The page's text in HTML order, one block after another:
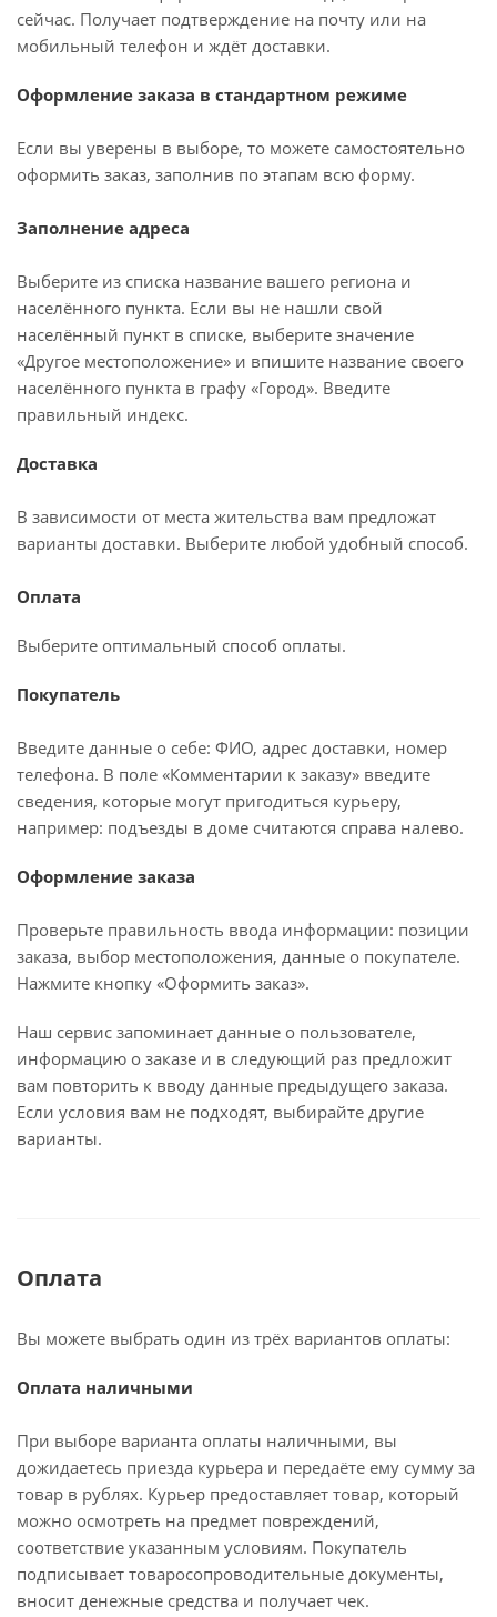
сейчас. Получает подтверждение на почту или на
мобильный телефон и ждёт доставки.
Оформление заказа в стандартном режиме
Если вы уверены в выборе, то можете самостоятельно
оформить заказ, заполнив по этапам всю форму.
Заполнение адреса
Выберите из списка название вашего региона и
населённого пункта. Если вы не нашли свой
населённый пункт в списке, выберите значение
«Другое местоположение» и впишите название своего
населённого пункта в графу «Город». Введите
правильный индекс.
Доставка
В зависимости от места жительства вам предложат
варианты доставки. Выберите любой удобный способ.
Оплата
Выберите оптимальный способ оплаты.
Покупатель
Введите данные о себе: ФИО, адрес доставки, номер
телефона. В поле «Комментарии к заказу» введите
сведения, которые могут пригодиться курьеру,
например: подъезды в доме считаются справа налево.
Оформление заказа
Проверьте правильность ввода информации: позиции
заказа, выбор местоположения, данные о покупателе.
Нажмите кнопку «Оформить заказ».
Наш сервис запоминает данные о пользователе,
информацию о заказе и в следующий раз предложит
вам повторить к вводу данные предыдущего заказа.
Если условия вам не подходят, выбирайте другие
варианты.
Оплата
Вы можете выбрать один из трёх вариантов оплаты:
Оплата наличными
При выборе варианта оплаты наличными, вы
дожидаетесь приезда курьера и передаёте ему сумму за
товар в рублях. Курьер предоставляет товар, который
можно осмотреть на предмет повреждений,
соответствие указанным условиям. Покупатель
подписывает товаросопроводительные документы,
вносит денежные средства и получает чек.